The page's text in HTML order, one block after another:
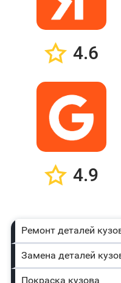
4.6
4.9
Ремонт деталей
Замена деталей
Покраска кузова